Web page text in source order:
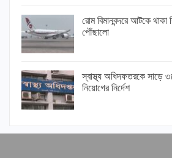
রোম বিমানবন্দরে আটকে থাকা
পৌঁছালো
স্বাস্থ্য অধিদফতরকে সাড়ে
নিয়োগের নির্দেশ